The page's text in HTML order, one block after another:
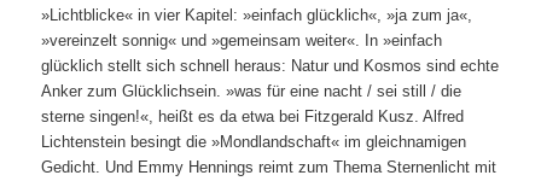
»Lichtblicke« in vier Kapitel: »einfach glücklich«, »ja zum ja«,
»vereinzelt sonnig« und »gemeinsam weiter«. In »einfach
glücklich stellt sich schnell heraus: Natur und Kosmos sind echte
Anker zum Glücklichsein. »was für eine nacht / sei still / die
sterne singen!«, heißt es da etwa bei Fitzgerald Kusz. Alfred
Lichtenstein besingt die »Mondlandschaft« im gleichnamigen
Gedicht. Und Emmy Hennings reimt zum Thema Sternenlicht mit